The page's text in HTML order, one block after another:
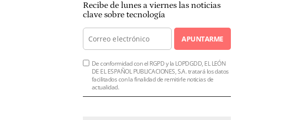
Recibe de lunes a viernes las noticias
clave sobre tecnología
APUNTARME
De conformidad con el RGPD y la LOPDGDD, EL LEÓN
DE EL ESPAÑOL PUBLICACIONES, S.A. tratará los datos
facilitados con la finalidad de remitirle noticias de
actualidad.